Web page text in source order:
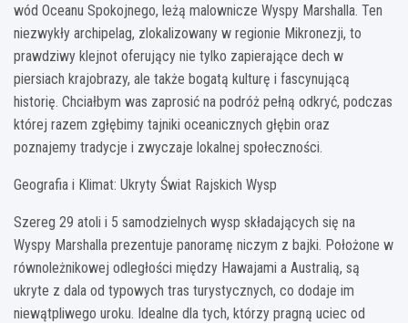
wód Oceanu Spokojnego, leżą malownicze Wyspy Marshalla. Ten
niezwykły archipelag, zlokalizowany w regionie Mikronezji, to
prawdziwy klejnot oferujący nie tylko zapierające dech w
piersiach krajobrazy, ale także bogatą kulturę i fascynującą
historię. Chciałbym was zaprosić na podróż pełną odkryć, podczas
której razem zgłębimy tajniki oceanicznych głębin oraz
poznajemy tradycje i zwyczaje lokalnej społeczności.
Geografia i Klimat: Ukryty Świat Rajskich Wysp
Szereg 29 atoli i 5 samodzielnych wysp składających się na
Wyspy Marshalla prezentuje panoramę niczym z bajki. Położone w
równoleżnikowej odległości między Hawajami a Australią, są
ukryte z dala od typowych tras turystycznych, co dodaje im
niewątpliwego uroku. Idealne dla tych, którzy pragną uciec od